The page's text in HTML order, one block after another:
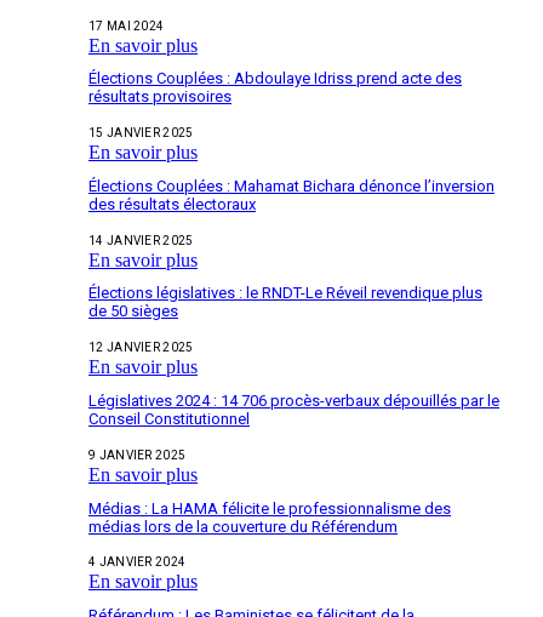
17 MAI 2024
En savoir plus
Élections Couplées : Abdoulaye Idriss prend acte des
résultats provisoires
15 JANVIER 2025
En savoir plus
Élections Couplées : Mahamat Bichara dénonce l’inversion
des résultats électoraux
14 JANVIER 2025
En savoir plus
Élections législatives : le RNDT-Le Réveil revendique plus
de 50 sièges
12 JANVIER 2025
En savoir plus
Législatives 2024 : 14 706 procès-verbaux dépouillés par le
Conseil Constitutionnel
9 JANVIER 2025
En savoir plus
Médias : La HAMA félicite le professionnalisme des
médias lors de la couverture du Référendum
4 JANVIER 2024
En savoir plus